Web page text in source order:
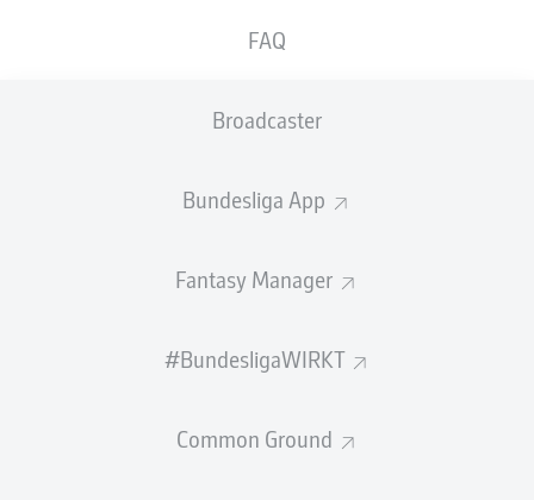
FAQ
Broadcaster
Bundesliga App
Fantasy Manager
#BundesligaWIRKT
Common Ground
Welche VfB-Stars hast du in deinem Fantasy-Team?
nun endgültig ins Rollen undführte den BVB beim 5:1-
Offensivspiel erinnerte an die Gala-Auftritte aus der
vergangenen Spielzeit, denn trotz der vielen Tore ließen
Mannschaft von Sebastian Hoeneß ist
Serie seit 17 Jahren.
Neuzugänge schnell in sein System zu integrieren.